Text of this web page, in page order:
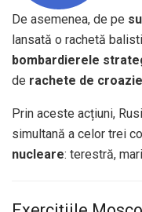
De asemenea, de pe
lansată o rachetă
bombardierele
de rachete de
Prin aceste acțiuni,
simultană a celor trei
nucleare: terestră,